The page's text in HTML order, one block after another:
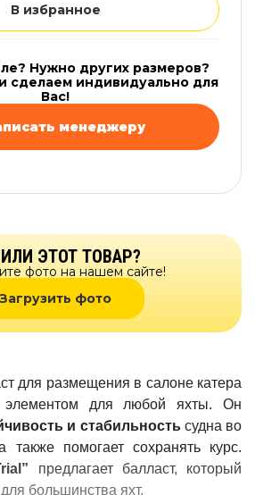
В избранное
Нужно других размеров?
сделаем индивидуально для
Вас!
менеджеру
ЭТОТ ТОВАР?
фото на нашем сайте!
Загрузить фото
для размещения в салоне катера
элементом для любой яхты. Он
и стабильностьсудна во
помогает сохранять курс.
предлагает балласт, который
большинства яхт.